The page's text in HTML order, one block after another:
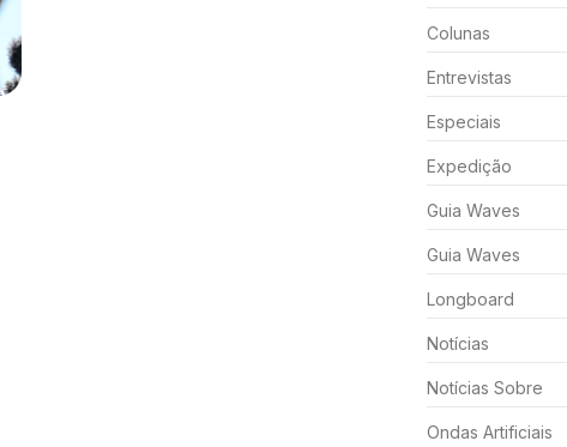
Colunas
Entrevistas
Especiais
Expedição
Guia Waves
Guia Waves
Longboard
Notícias
Notícias Sobre
Ondas Artificiais